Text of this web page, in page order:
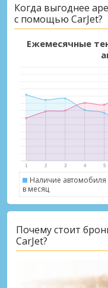
Получите
Когда выгоднее
с помощью CarJet?
Ежемесячные
Наличие автомобиля
в месяц
Почему стоит
CarJet?